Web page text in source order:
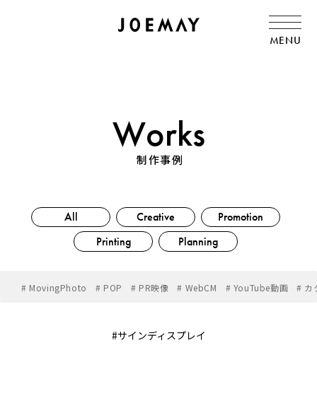
MENU
Works
制作事例
All Creative
Promotion
Printing
Planning
# MovingPhoto # POP # PR映像 # WebCM # YouTube動画 # カ
#サインディスプレイ